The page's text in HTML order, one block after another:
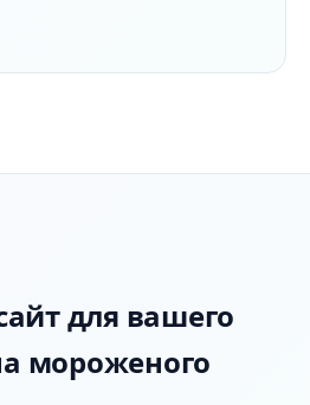
для вашего
мороженого